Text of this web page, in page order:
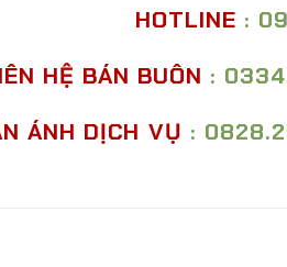
HOTLINE :
HỆ BÁN BUÔN :
ÁNH DỊCH VỤ :